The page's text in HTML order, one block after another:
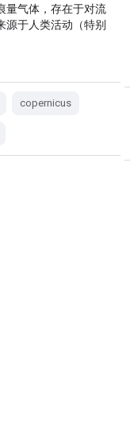
量气体，存在于对流
源于人类活动（特别
copernicus